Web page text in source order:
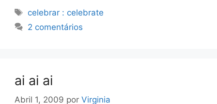
Etiquetas
celebrar : celebrate
2 comentários
ai ai ai
Abril 1, 2009 por Virginia